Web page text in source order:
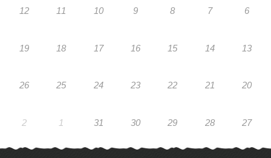
6
7
8
9
10
11
12
13
14
15
16
17
18
19
20
21
22
23
24
25
26
27
28
29
30
31
1
2